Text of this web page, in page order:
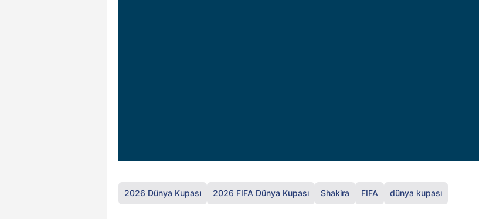
2026 Dünya Kupası 2026 FIFA Dünya Kupası Shakira FIFA dünya kupası